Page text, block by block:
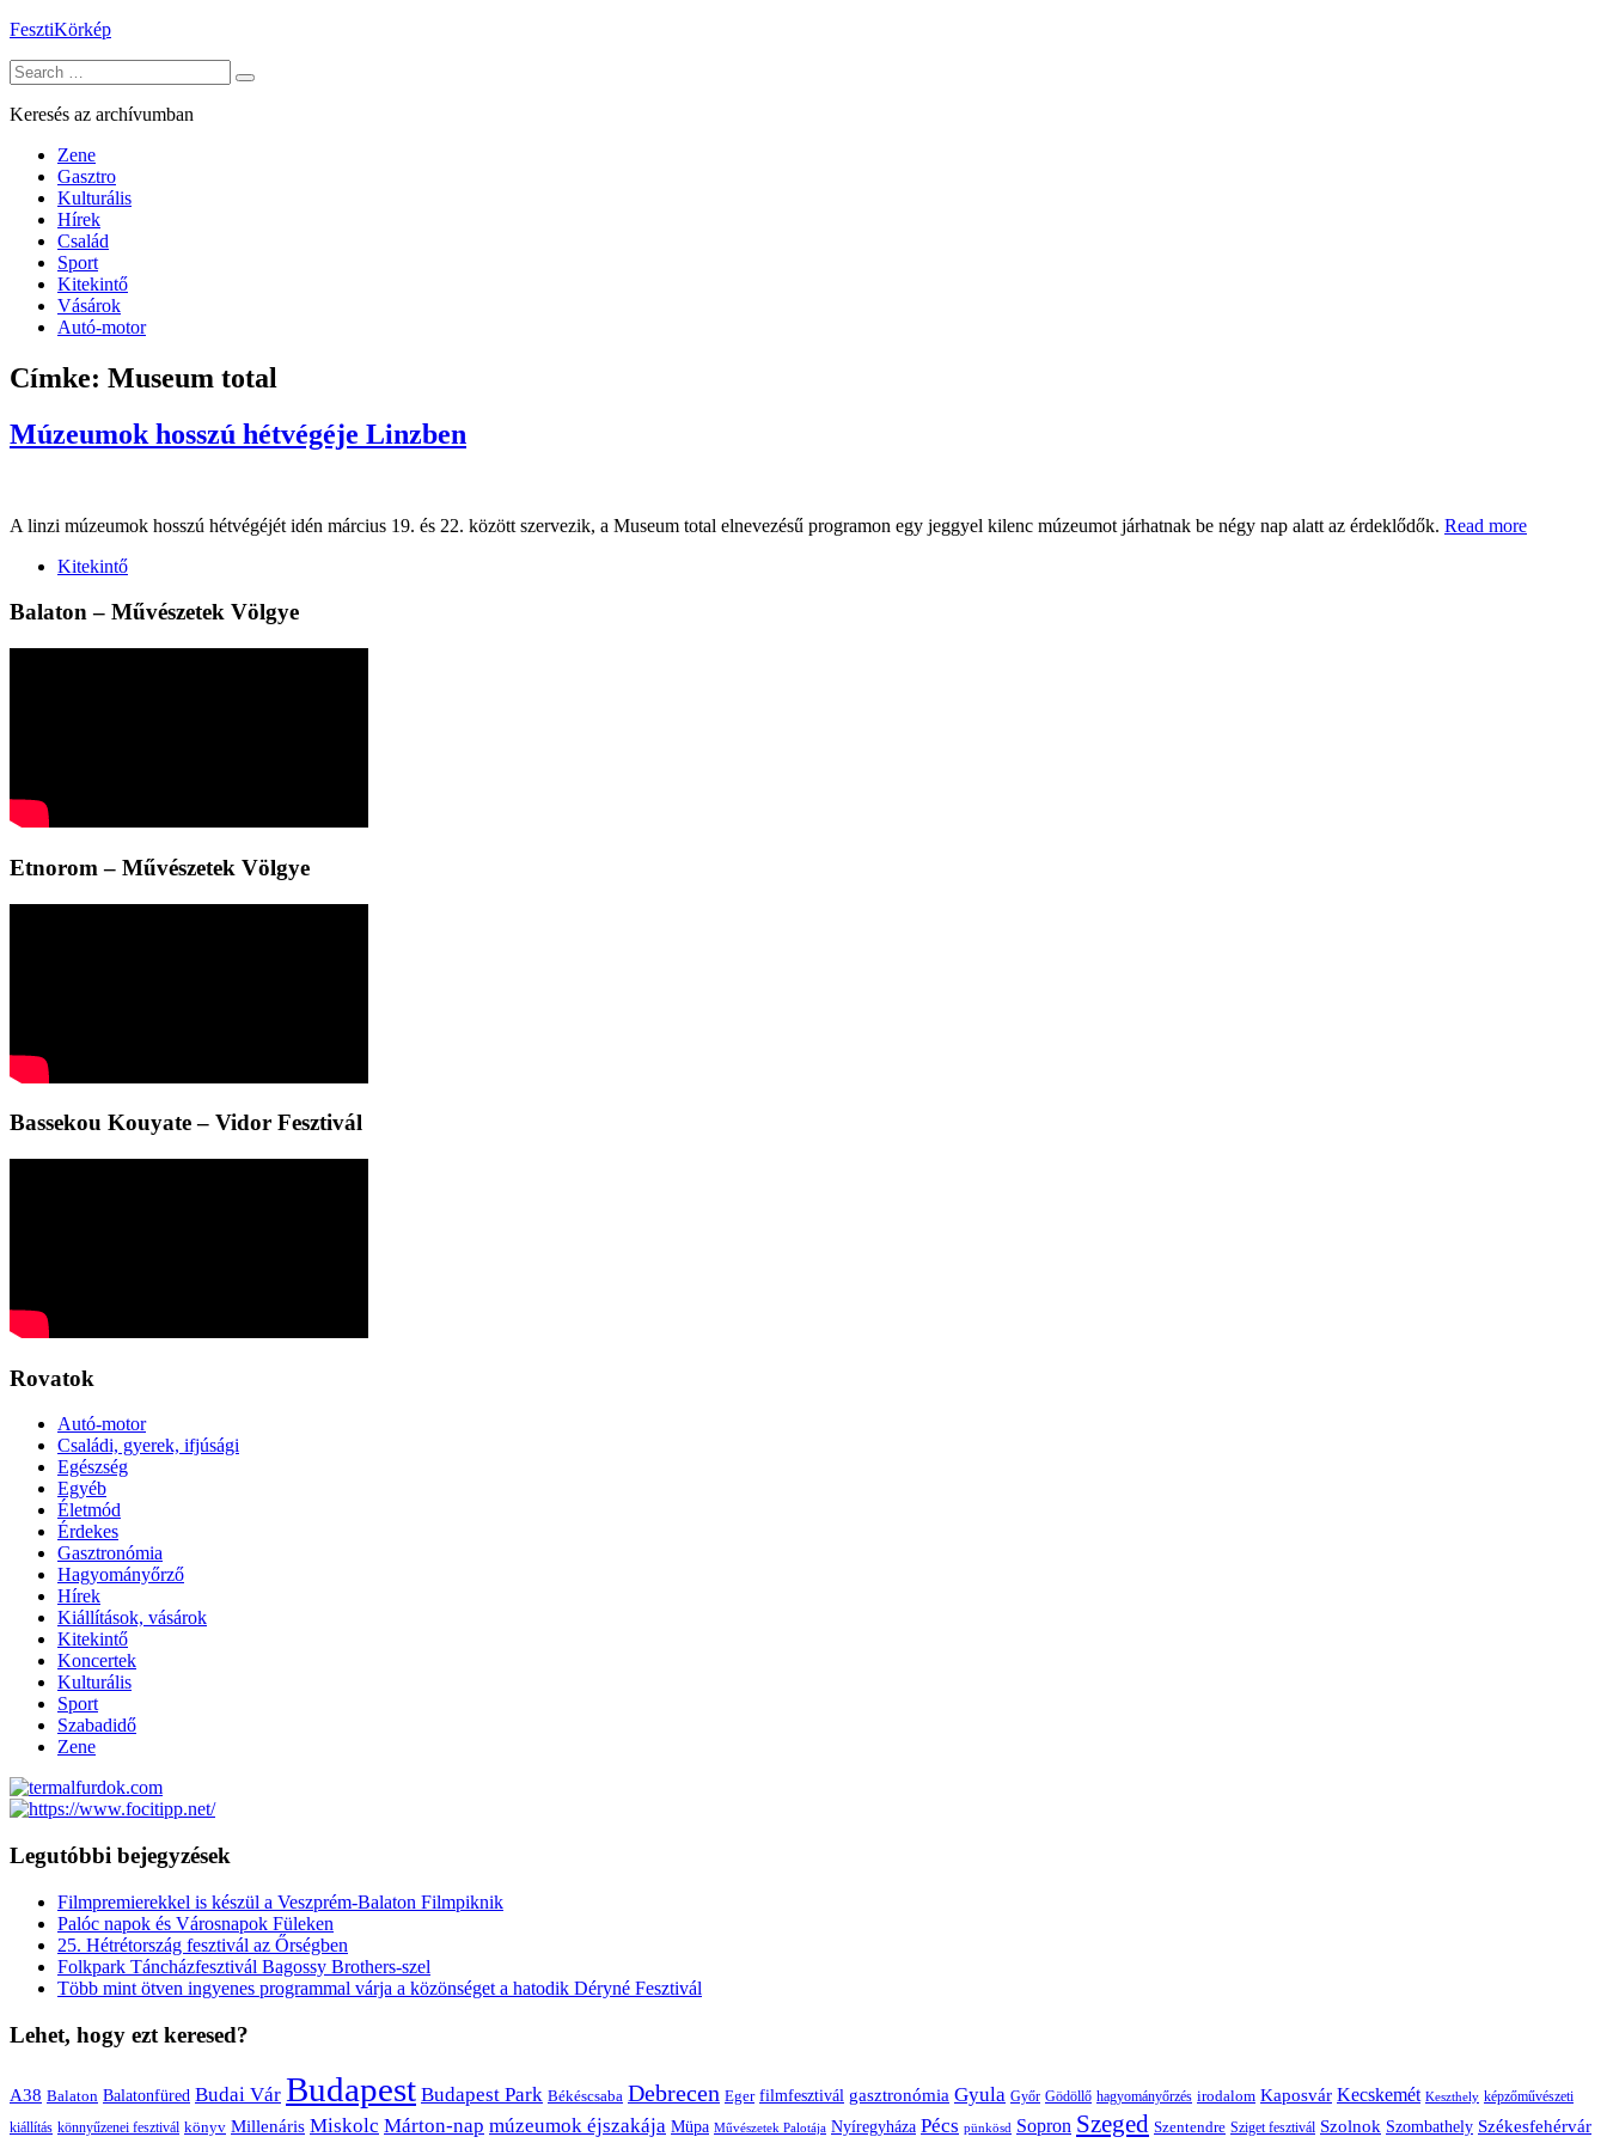
Skip
content
FesztiKörkép
Search
for:
Keresés az archívumban
Zene
Gasztro
Kulturális
Hírek
Család
Sport
Kitekintő
Vásárok
Autó-motor
Címke: Museum total
Múzeumok hosszú hétvégéje Linzben
A linzi múzeumok hosszú hétvégéjét idén március 19. és 22. között szervezik, a Museum total elnevezésű programon egy jeggyel kilenc múzeumot járhatnak be négy nap alatt az érdeklődők. Read more
Kitekintő
Balaton – Művészetek Völgye
Etnorom – Művészetek Völgye
Bassekou Kouyate – Vidor Fesztivál
Rovatok
Autó-motor
Családi, gyerek, ifjúsági
Egészség
Egyéb
Életmód
Érdekes
Gasztronómia
Hagyományőrző
Hírek
Kiállítások, vásárok
Kitekintő
Koncertek
Kulturális
Sport
Szabadidő
Zene
Legutóbbi bejegyzések
Filmpremierekkel is készül a Veszprém-Balaton Filmpiknik
Palóc napok és Városnapok Füleken
25. Hétrétország fesztivál az Őrségben
Folkpark Táncházfesztivál Bagossy Brothers-szel
Több mint ötven ingyenes programmal várja a közönséget a hatodik Déryné Fesztivál
Lehet, hogy ezt keresed?
A38 Balaton Balatonfüred Budai Vár Budapest Budapest Park Békéscsaba Debrecen Eger filmfesztivál gasztronómia Gyula Győr Gödöllő hagyományőrzés irodalom Kaposvár Kecskemét Keszthely képzőművészeti
kiállítás könnyűzenei fesztivál könyv Millenáris Miskolc Márton-nap múzeumok éjszakája Müpa Művészetek Palotája Nyíregyháza Pécs pünkösd Sopron Szeged Szentendre Sziget fesztivál Szolnok Szombathely Székesfehérvár